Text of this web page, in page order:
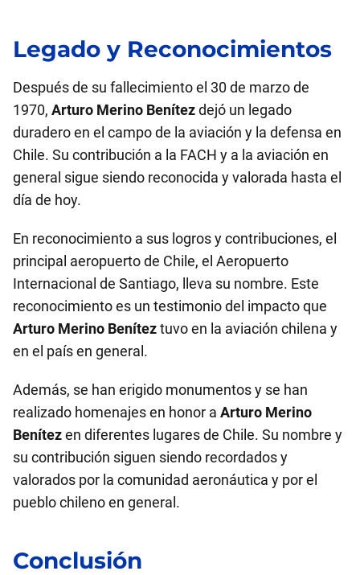
Legado y Reconocimientos
Después de su fallecimiento el 30 de marzo de
1970, Arturo Merino Benítezdejó un legado
duradero en el campo de la aviación y la defensa en
Chile. Su contribución a la FACH y a la aviación en
general sigue siendo reconocida y valorada hasta el
día de hoy.
En reconocimiento a sus logros y contribuciones, el
principal aeropuerto de Chile, el Aeropuerto
Internacional de Santiago, lleva su nombre. Este
reconocimiento es un testimonio del impacto que
Arturo Merino Beníteztuvo en la aviación chilena y
en el país en general.
Además, se han erigido monumentos y se han
realizado homenajes en honor a Arturo Merino
Benítezen diferentes lugares de Chile. Su nombre y
su contribución siguen siendo recordados y
valorados por la comunidad aeronáutica y por el
pueblo chileno en general.
Conclusión